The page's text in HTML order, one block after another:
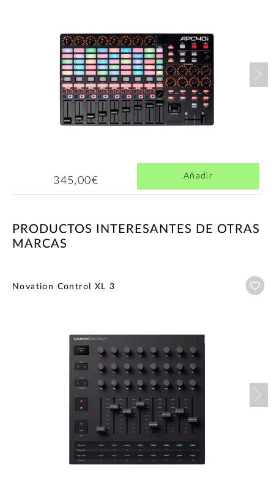
345,00€ Añadir
PRODUCTOS INTERESANTES DE OTRAS
MARCAS
Novation Control XL 3